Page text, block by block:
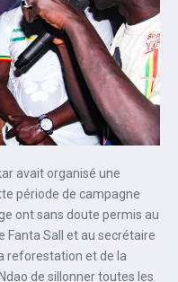
avait organisé une
période de campagne
ont sans doute permis au
Fanta Sall et au secrétaire
reforestation et de la
de sillonner toutes les